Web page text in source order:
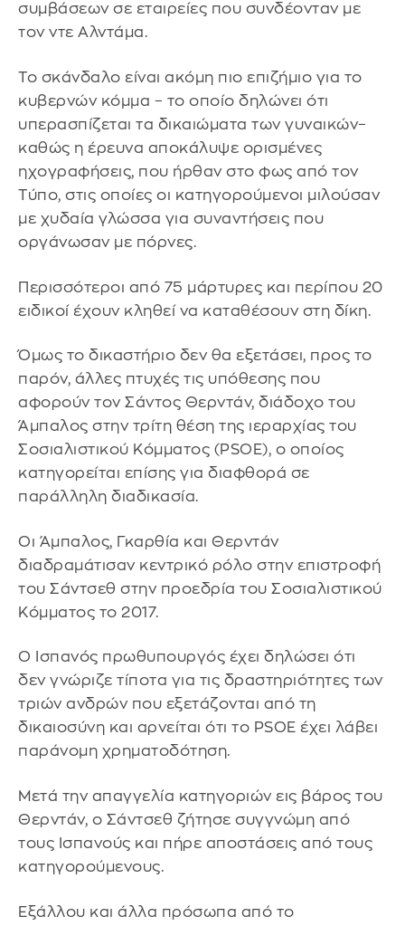
συμβάσεων σε εταιρείες που συνδέονταν με
τον ντε Αλντάμα.
Το σκάνδαλο είναι ακόμη πιο επιζήμιο για το
κυβερνών κόμμα – το οποίο δηλώνει ότι
υπερασπίζεται τα δικαιώματα των γυναικών–
καθώς η έρευνα αποκάλυψε ορισμένες
ηχογραφήσεις, που ήρθαν στο φως από τον
Τύπο, στις οποίες οι κατηγορούμενοι μιλούσαν
με χυδαία γλώσσα για συναντήσεις που
οργάνωσαν με πόρνες.
Περισσότεροι από 75 μάρτυρες και περίπου 20
ειδικοί έχουν κληθεί να καταθέσουν στη δίκη.
Όμως το δικαστήριο δεν θα εξετάσει, προς το
παρόν, άλλες πτυχές τις υπόθεσης που
αφορούν τον Σάντος Θερντάν, διάδοχο του
Άμπαλος στην τρίτη θέση της ιεραρχίας του
Σοσιαλιστικού Κόμματος (PSOE), ο οποίος
κατηγορείται επίσης για διαφθορά σε
παράλληλη διαδικασία.
Οι Άμπαλος, Γκαρθία και Θερντάν
διαδραμάτισαν κεντρικό ρόλο στην επιστροφή
του Σάντσεθ στην προεδρία του Σοσιαλιστικού
Κόμματος το 2017.
Ο Ισπανός πρωθυπουργός έχει δηλώσει ότι
δεν γνώριζε τίποτα για τις δραστηριότητες των
τριών ανδρών που εξετάζονται από τη
δικαιοσύνη και αρνείται ότι το PSOE έχει λάβει
παράνομη χρηματοδότηση.
Μετά την απαγγελία κατηγοριών εις βάρος του
Θερντάν, ο Σάντσεθ ζήτησε συγγνώμη από
τους Ισπανούς και πήρε αποστάσεις από τους
κατηγορούμενους.
Εξάλλου και άλλα πρόσωπα από το